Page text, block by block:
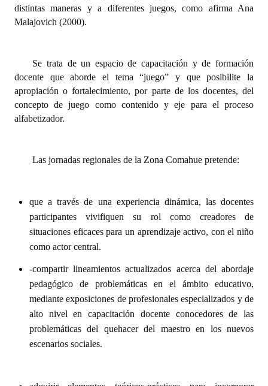
distintas maneras y a diferentes juegos, como afirma Ana
Malajovich (2000).
Se trata de un espacio de capacitación y de formación
docente que aborde el tema “juego” y que posibilite la
apropiación o fortalecimiento, por parte de los docentes, del
concepto de juego como contenido y eje para el proceso
alfabetizador.
Las jornadas regionales de la Zona Comahue pretende:
que a través de una experiencia dinámica, las docentes
participantesvivifiquen su rol como creadores de
situaciones eficaces para un aprendizaje activo, con el niño
como actor central.
-compartir lineamientos actualizados acerca del abordaje
pedagógico de problemáticas en el ámbito educativo,
mediante exposiciones de profesionales especializados y de
alto nivel en capacitación docente conocedores de las
problemáticas del quehacer del maestro en los nuevos
escenarios sociales.